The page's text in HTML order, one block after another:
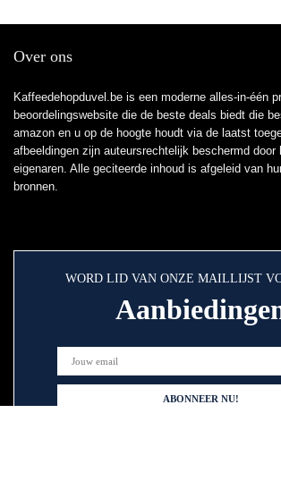
Over ons
Kaffeedehopduvel.be is een moderne alles-in-één
beoordelingswebsite die de beste deals biedt die
amazon en u op de hoogte houdt via de laatst
afbeeldingen zijn auteursrechtelijk beschermd door
eigenaren. Alle geciteerde inhoud is afgeleid van
bronnen.
WORD LID VAN ONZE MAILLIJST